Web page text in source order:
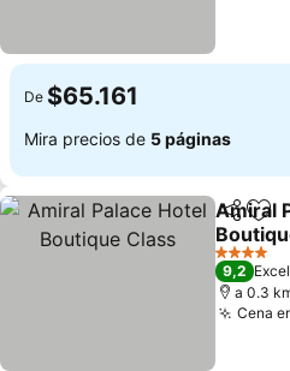
De $65.161
Mira precios de 5 páginas
Amiral
4 Estrellas
9,2
a 0.3
Cena